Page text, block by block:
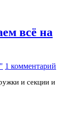
всё на
1 комментарий
и секции и